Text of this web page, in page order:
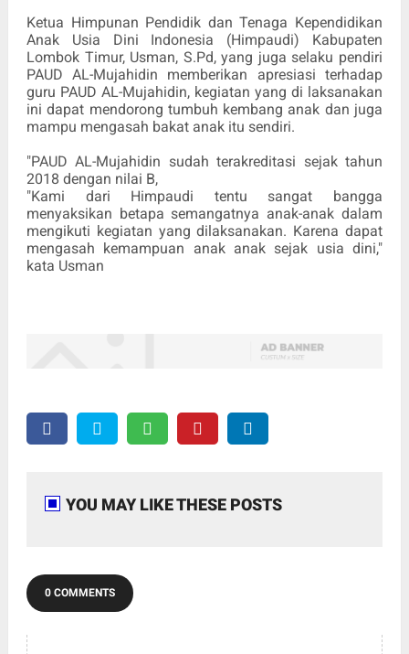
Ketua Himpunan Pendidik dan Tenaga Kependidikan
Anak Usia Dini Indonesia (Himpaudi) Kabupaten
Lombok Timur, Usman, S.Pd, yang juga selaku pendiri
PAUD AL-Mujahidin memberikan apresiasi terhadap
guru PAUD AL-Mujahidin, kegiatan yang di laksanakan
ini dapat mendorong tumbuh kembang anak dan juga
mampu mengasah bakat anak itu sendiri.
"PAUD AL-Mujahidin sudah terakreditasi sejak tahun
2018 dengan nilai B,
"Kami dari Himpaudi tentu sangat bangga
menyaksikan betapa semangatnya anak-anak dalam
mengikuti kegiatan yang dilaksanakan. Karena dapat
mengasah kemampuan anak anak sejak usia dini,"
kata Usman
YOU MAY LIKE THESE POSTS
0 COMMENTS